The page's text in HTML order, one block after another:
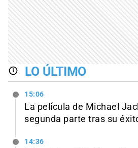
LO ÚLTIMO
15:06
La película de Michael
segunda parte tras su
14:36